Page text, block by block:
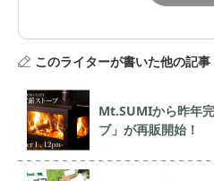
このライターが書いた他の記事
Mt.SUMIから昨年
ブ」が再販開始！